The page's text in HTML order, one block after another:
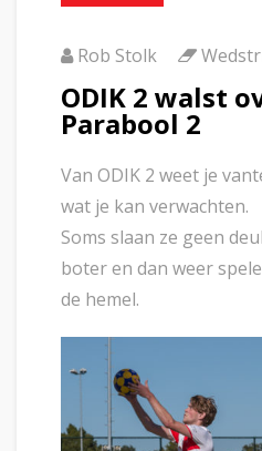
Rob Stolk
ODIK 2 walst
Parabool 2
Van ODIK 2 weet je
wat je kan verwachten.
Soms slaan ze geen
boter en dan weer
de hemel.